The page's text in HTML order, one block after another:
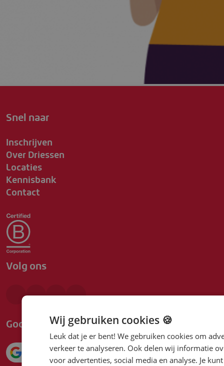
Snel naar
Inschrijven
Over Driessen
Locaties
Kennisbank
Contact
Volg ons
Google beoordeling
Wij gebruiken cookies 🍪
Leuk dat je er bent! We gebruiken cookies om
verkeer te analyseren. Ook delen wij informatie
voor advertenties, social media en analyse. Je